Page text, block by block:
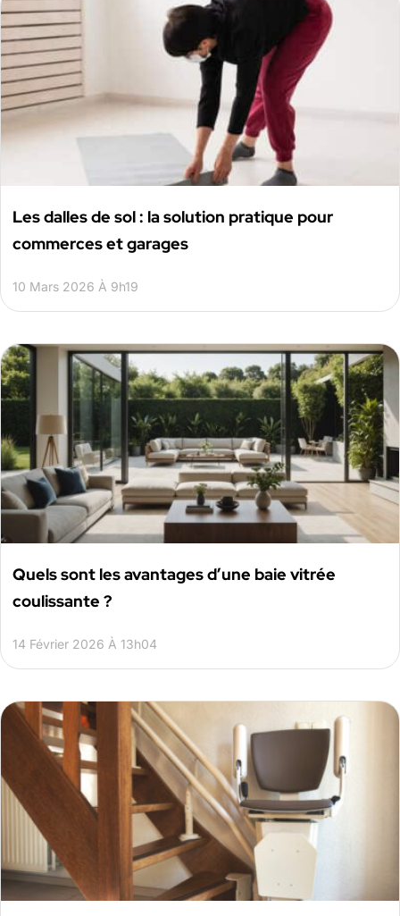
Les dalles de sol : la solution pratique pour
commerces et garages
10 Mars 2026 À 9h19
Quels sont les avantages d’une baie vitrée
coulissante ?
14 Février 2026 À 13h04